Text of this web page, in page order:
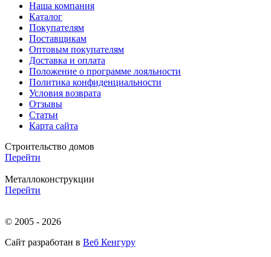
Наша компания
Каталог
Покупателям
Поставщикам
Оптовым покупателям
Доставка и оплата
Положение о программе лояльности
Политика конфиденциальности
Условия возврата
Отзывы
Статьи
Карта сайта
Строительство домов
Перейти
Металлоконструкции
Перейти
© 2005 - 2026
Сайт разработан в Веб Кенгуру